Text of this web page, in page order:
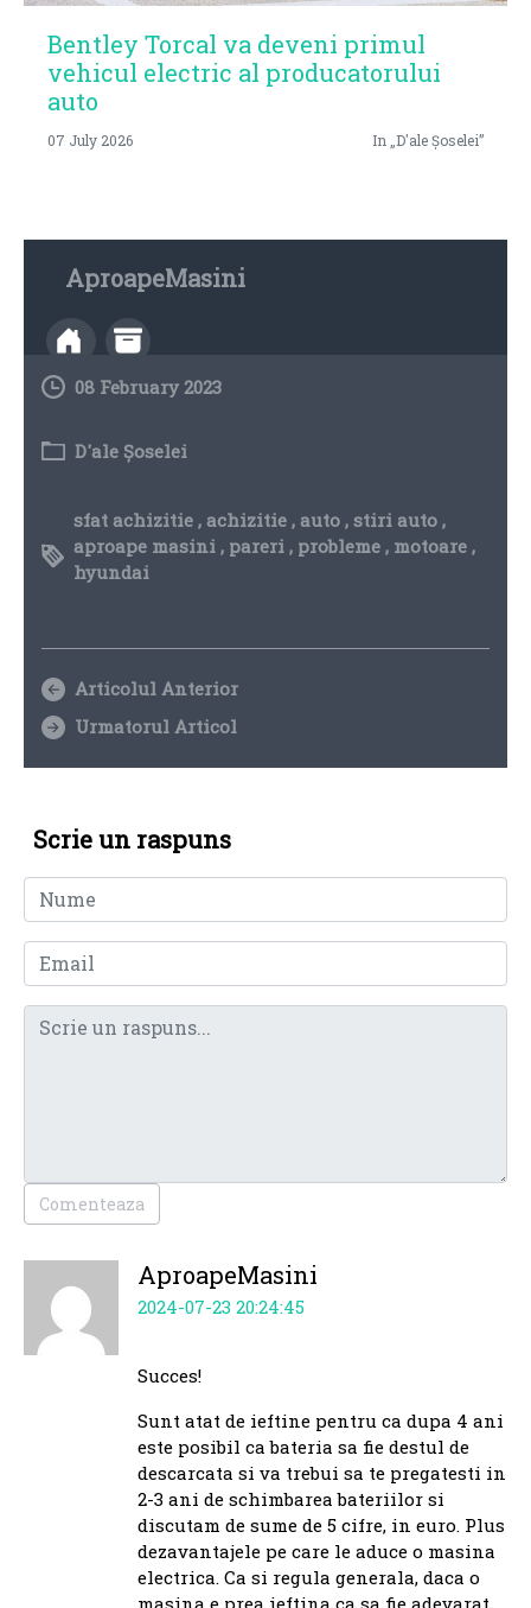
Bentley Torcal va deveni primul
vehicul electric al producatorului
auto
07 July 2026 In „D'ale Șoselei”
AproapeMasini
08 February 2023
D'ale Șoselei
sfat achizitie , achizitie , auto ,stiri auto ,
aproape masini , pareri , probleme , motoare ,
hyundai
Articolul Anterior
Urmatorul Articol
Scrie un raspuns
Comenteaza
AproapeMasini
2024-07-23 20:24:45
Sunt atat de ieftine pentru ca dupa 4 ani
este posibil ca bateria sa fie destul de
descarcata si va trebui sa te pregatesti in
2-3 ani de schimbarea bateriilor si
discutam de sume de 5 cifre, in euro. Plus
dezavantajele pe care le aduce o masina
electrica. Ca si regula generala, daca o
masina e prea ieftina ca sa fie adevarat,
Succes!